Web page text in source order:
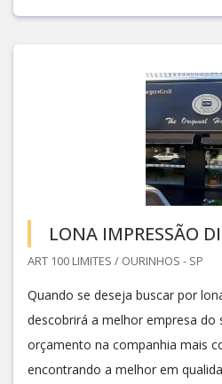
LONA IMPRESSÃO
ART 100 LIMITES / OURINHOS - SP
Quando se deseja buscar por
descobrirá a melhor empresa
orçamento na companhia mais
encontrando a melhor em